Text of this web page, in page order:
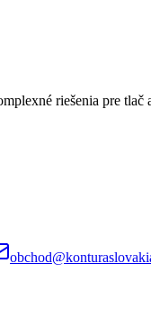
riešenia pre